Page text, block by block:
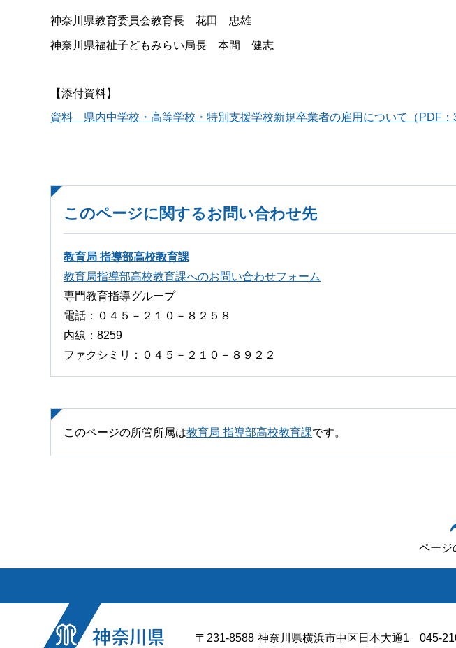
神奈川県教育委員会教育長 花田 忠雄
神奈川県福祉子どもみらい局長 本間 健志
【添付資料】
資料 県内中学校・高等学校・特別支援学校新規卒業者の雇用について（PDF：
このページに関するお問い合わせ先
教育局 指導部高校教育課
教育局指導部高校教育課へのお問い合わせフォーム
専門教育指導グループ
電話：０４５－２１０－８２５８
内線：8259
ファクシミリ：０４５－２１０－８９２２
このページの所管所属は教育局 指導部高校教育課です。
ページ
〒231-8588 神奈川県横浜市中区日本大通1 045-